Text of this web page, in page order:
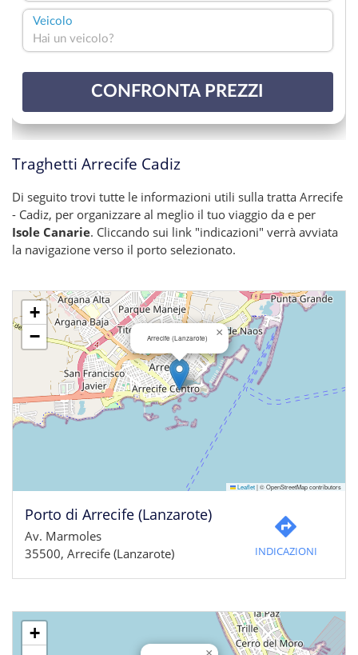
Traghetti Arrecife Cadiz
Di seguito trovi tutte le informazioni utili sulla tratta Arrecife
- Cadiz, per organizzare al meglio il tuo viaggio da e per
Isole Canarie. Cliccando sui link "indicazioni" verrà avviata
la navigazione verso il porto selezionato.
Arrecife (Lanzarote) ×
+
−
Leaflet|© OpenStreetMap contributors
Porto di Arrecife (Lanzarote)
Av. Marmoles
35500, Arrecife (Lanzarote)
INDICAZIONI
+